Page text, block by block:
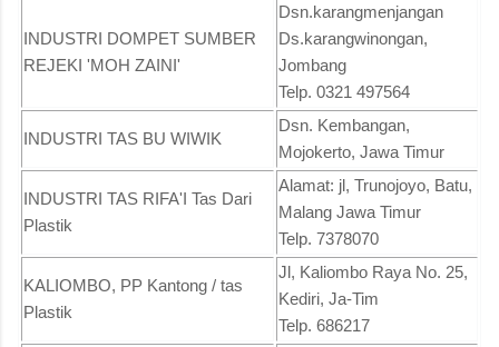
INDUSTRI DOMPET SUMBER
REJEKI 'MOH ZAINI'
Dsn.karangmenjangan
Ds.karangwinongan,
Jombang
Telp. 0321 497564
INDUSTRI TAS BU WIWIK
Dsn. Kembangan,
Mojokerto, Jawa Timur
INDUSTRI TAS RIFA'I Tas Dari
Plastik
Alamat: jl, Trunojoyo, Batu,
Malang Jawa Timur
Telp. 7378070
KALIOMBO, PP Kantong / tas
Plastik
Jl, Kaliombo Raya No. 25,
Kediri, Ja-Tim
Telp. 686217